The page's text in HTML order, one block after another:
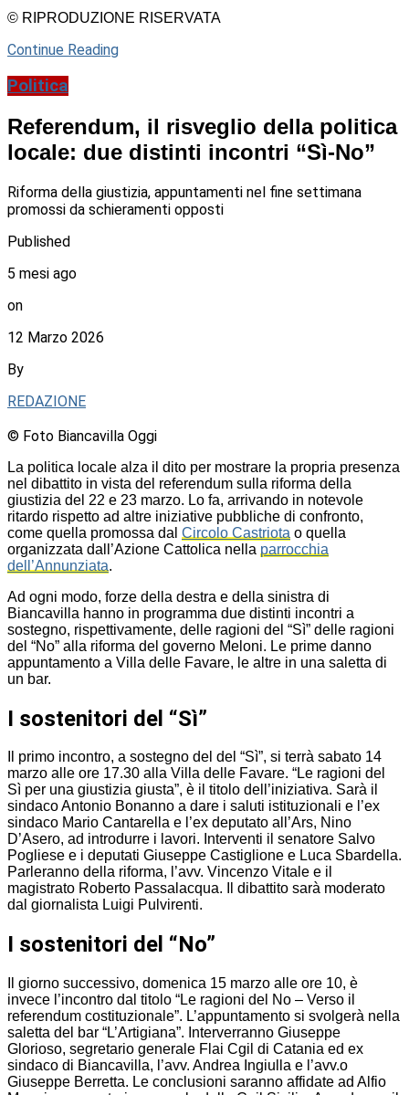
© RIPRODUZIONE RISERVATA
Continue Reading
Politica
Referendum, il risveglio della politica
locale: due distinti incontri “Sì-No”
Riforma della giustizia, appuntamenti nel fine settimana
promossi da schieramenti opposti
Published
5 mesi ago
on
12 Marzo 2026
By
REDAZIONE
© Foto Biancavilla Oggi
La politica locale alza il dito per mostrare la propria presenza
nel dibattito in vista del referendum sulla riforma della
giustizia del 22 e 23 marzo. Lo fa, arrivando in notevole
ritardo rispetto ad altre iniziative pubbliche di confronto,
come quella promossa dal Circolo Castriota o quella
organizzata dall’Azione Cattolica nella parrocchia
dell’Annunziata.
Ad ogni modo, forze della destra e della sinistra di
Biancavilla hanno in programma due distinti incontri a
sostegno, rispettivamente, delle ragioni del “Sì” delle ragioni
del “No” alla riforma del governo Meloni. Le prime danno
appuntamento a Villa delle Favare, le altre in una saletta di
un bar.
I sostenitori del “Sì”
Il primo incontro, a sostegno del del “Sì”, si terrà sabato 14
marzo alle ore 17.30 alla Villa delle Favare. “Le ragioni del
Sì per una giustizia giusta”, è il titolo dell’iniziativa. Sarà il
sindaco Antonio Bonanno a dare i saluti istituzionali e l’ex
sindaco Mario Cantarella e l’ex deputato all’Ars, Nino
D’Asero, ad introdurre i lavori. Interventi il senatore Salvo
Pogliese e i deputati Giuseppe Castiglione e Luca Sbardella.
Parleranno della riforma, l’avv. Vincenzo Vitale e il
magistrato Roberto Passalacqua. Il dibattito sarà moderato
dal giornalista Luigi Pulvirenti.
I sostenitori del “No”
Il giorno successivo, domenica 15 marzo alle ore 10, è
invece l’incontro dal titolo “Le ragioni del No – Verso il
referendum costituzionale”. L’appuntamento si svolgerà nella
saletta del bar “L’Artigiana”. Interverranno Giuseppe
Glorioso, segretario generale Flai Cgil di Catania ed ex
sindaco di Biancavilla, l’avv. Andrea Ingiulla e l’avv.o
Giuseppe Berretta. Le conclusioni saranno affidate ad Alfio